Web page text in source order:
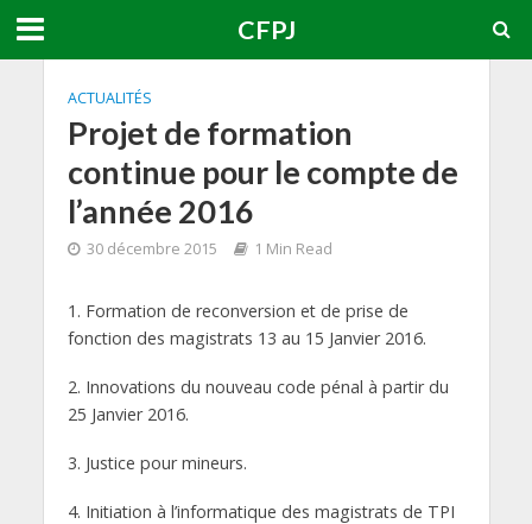
CFPJ
ACTUALITÉS
Projet de formation
continue pour le compte de
l’année 2016
30 décembre 2015 1 Min Read
1. Formation de reconversion et de prise de
fonction des magistrats 13 au 15 Janvier 2016.
2. Innovations du nouveau code pénal à partir du
25 Janvier 2016.
3. Justice pour mineurs.
4. Initiation à l’informatique des magistrats de TPI